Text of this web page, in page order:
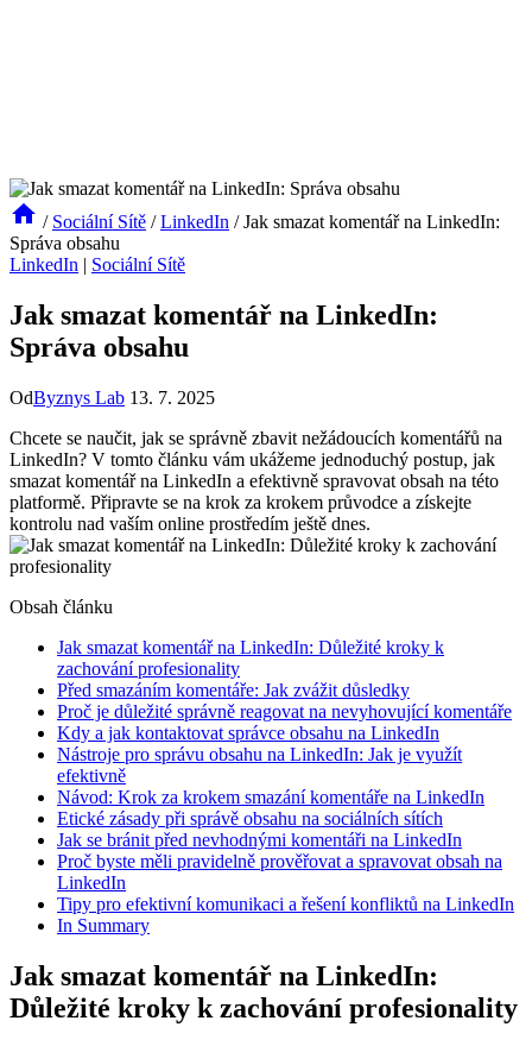
/ Sociální Sítě / LinkedIn / Jak smazat komentář na LinkedIn:
Správa obsahu
LinkedIn | Sociální Sítě
Jak smazat komentář na LinkedIn:
Správa obsahu
OdByznys Lab 13. 7. 2025
Chcete se naučit, jak se správně zbavit nežádoucích komentářů na
LinkedIn? V tomto článku vám ukážeme jednoduchý postup, jak
smazat komentář na LinkedIn a efektivně spravovat obsah na této
platformě. Připravte se na krok za krokem průvodce a získejte
kontrolu nad vaším online prostředím ještě dnes.
Obsah článku
Jak smazat komentář na LinkedIn: Důležité kroky k
zachování profesionality
Před smazáním komentáře: Jak zvážit důsledky
Proč je důležité správně reagovat na nevyhovující komentáře
Kdy a jak kontaktovat správce obsahu na LinkedIn
Nástroje pro správu obsahu na LinkedIn: Jak je využít
efektivně
Návod: Krok za krokem smazání komentáře na LinkedIn
Etické zásady při správě obsahu na sociálních sítích
Jak se bránit před nevhodnými komentáři na LinkedIn
Proč byste měli pravidelně prověřovat a spravovat obsah na
LinkedIn
Tipy pro efektivní komunikaci a řešení konfliktů na LinkedIn
In Summary
Jak smazat komentář na LinkedIn:
Důležité kroky k zachování profesionality